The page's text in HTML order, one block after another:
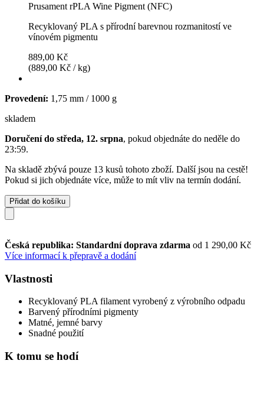
Prusament rPLA Wine Pigment (NFC)
Recyklovaný PLA s přírodní barevnou rozmanitostí ve
vínovém pigmentu
889,00 Kč
(889,00 Kč / kg)
Provedení: 1,75 mm / 1000 g
skladem
Doručení do středa, 12. srpna, pokud objednáte do neděle do
23:59.
Na skladě zbývá pouze 13 kusů tohoto zboží. Další jsou na cestě!
Pokud si jich objednáte více, může to mít vliv na termín dodání.
Přidat do košíku
Česká republika: Standardní doprava zdarma od 1 290,00 Kč
Více informací k přepravě a dodání
Vlastnosti
Recyklovaný PLA filament vyrobený z výrobního odpadu
Barvený přírodními pigmenty
Matné, jemné barvy
Snadné použití
K tomu se hodí